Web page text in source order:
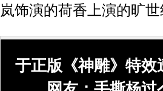
岚饰演的荷香上演的旷
于正版《神雕》特效